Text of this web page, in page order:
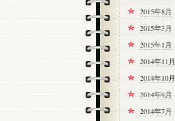
2015年8月
2015年3月
2015年1月
2014年11月
2014年10月
2014年9月
2014年7月